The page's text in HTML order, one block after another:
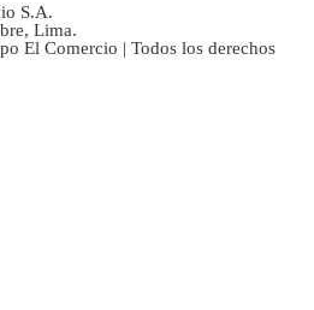
S.A.
Lima.
El Comercio | Todos los derechos